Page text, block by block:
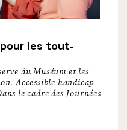
les tout-
du Muséum et les
Accessible handicap
le cadre des Journées